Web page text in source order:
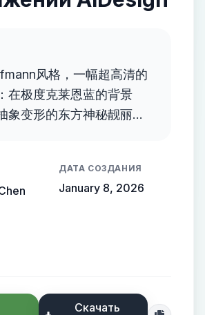
风格，一幅超高清的
在极度克莱恩蓝的背景
象变形的东方神秘靓丽黄
，32K壁纸，色彩叙
象艺术。
ДАТА СОЗДАНИЯ
January 8, 2026
Скачать